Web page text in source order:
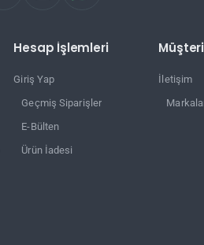
Hesap İşlemleri
Giriş Yap
Geçmiş Siparişler
E-Bülten
Ürün İadesi
İletişim